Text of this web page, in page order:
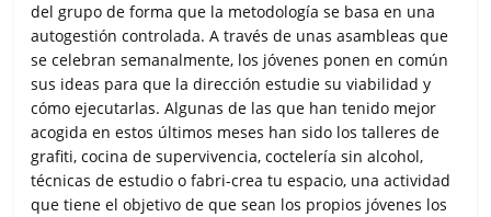
del grupo de forma que la metodología se basa en una
autogestión controlada. A través de unas asambleas que
se celebran semanalmente, los jóvenes ponen en común
sus ideas para que la dirección estudie su viabilidad y
cómo ejecutarlas. Algunas de las que han tenido mejor
acogida en estos últimos meses han sido los talleres de
grafiti, cocina de supervivencia, coctelería sin alcohol,
técnicas de estudio o fabri-crea tu espacio, una actividad
que tiene el objetivo de que sean los propios jóvenes los